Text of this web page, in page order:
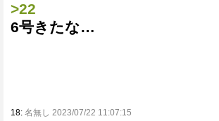
>22
6号きたな…
18: 名無し 2023/07/22 11:07:15